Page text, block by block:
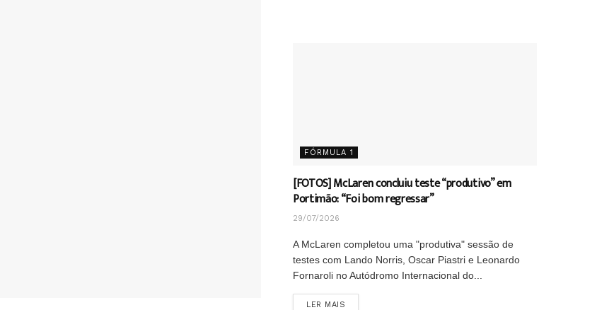
FÓRMULA 1
[FOTOS] McLaren concluiu teste “produtivo” em
Portimão: “Foi bom regressar”
29/07/2026
A McLaren completou uma "produtiva" sessão de
testes com Lando Norris, Oscar Piastri e Leonardo
Fornaroli no Autódromo Internacional do...
LER MAIS